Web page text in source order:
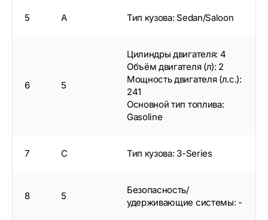
5 A Тип кузова: Sedan/Saloon
6 5
Цилиндры двигателя: 4
Объём двигателя (л): 2
Мощность двигателя (л.с.):
241
Основной тип топлива:
Gasoline
7 C Тип кузова: 3-Series
8 5
Безопасность/
удерживающие системы: -